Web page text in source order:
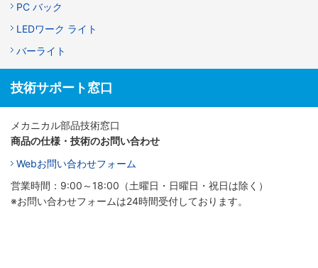
PC バック
LEDワーク ライト
バーライト
技術サポート窓口
メカニカル部品技術窓口
商品の仕様・技術のお問い合わせ
Webお問い合わせフォーム
営業時間：9:00～18:00（土曜日・日曜日・祝日は除く）
※お問い合わせフォームは24時間受付しております。